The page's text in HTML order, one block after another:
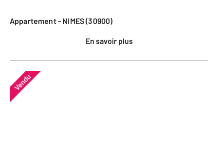
Appartement - NIMES (30900)
En savoir plus
Vendu